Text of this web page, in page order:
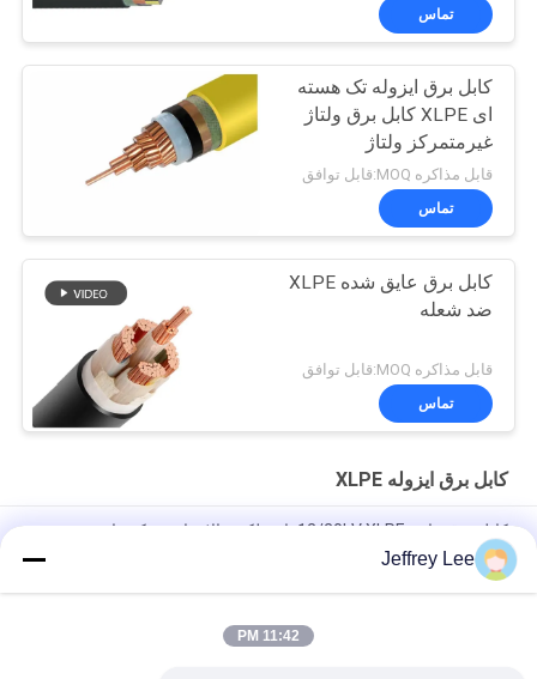
تماس
کابل برق ایزوله تک هسته
ای XLPE کابل برق ولتاژ
غیرمتمرکز ولتاژ
قابل مذاکره MOQ:قابل توافق
تماس
کابل برق عایق شده XLPE
ضد شعله
قابل مذاکره MOQ:قابل توافق
تماس
کابل برق ایزوله XLPE
کابل برق عایق 12/20kV XLPE با عملکرد بالا برای شبکه های صنعتی و
خدمات عمومی (70-400mm2)
کابل شانگهای شنگ‌هوا با عایق XLPE و روکش PVC و هادی مسی
Jeffrey Lee
11:42 PM